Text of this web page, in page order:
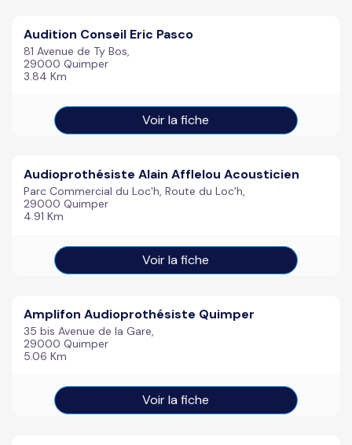
Audition Conseil Eric Pasco
81 Avenue de Ty Bos,
29000 Quimper
3.84 Km
Voir la fiche
Audioprothésiste Alain Afflelou Acousticien
Parc Commercial du Loc'h, Route du Loc'h,
29000 Quimper
4.91 Km
Voir la fiche
Amplifon Audioprothésiste Quimper
35 bis Avenue de la Gare,
29000 Quimper
5.06 Km
Voir la fiche